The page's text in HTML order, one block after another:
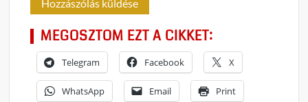
MEGOSZTOM EZT A CIKKET:
Telegram Facebook X
WhatsApp Email Print